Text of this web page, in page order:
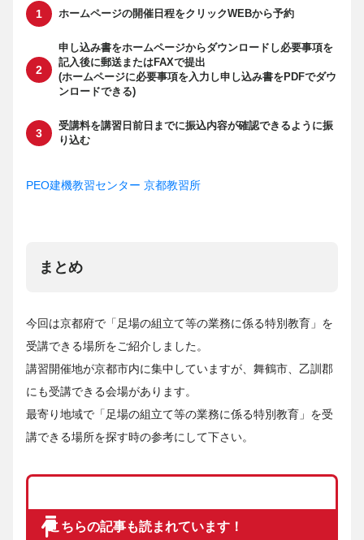
ホームページの開催日程をクリックWEBから予約
申し込み書をホームページからダウンロードし必要事項を
記入後に郵送またはFAXで提出
(ホームページに必要事項を入力し申し込み書をPDFでダウ
ンロードできる)
受講料を講習日前日までに振込内容が確認できるように振
り込む
PEO建機教習センター 京都教習所
まとめ
今回は京都府で「足場の組立て等の業務に係る特別教育」を
受講できる場所をご紹介しました。
講習開催地が京都市内に集中していますが、舞鶴市、乙訓郡
にも受講できる会場があります。
最寄り地域で「足場の組立て等の業務に係る特別教育」を受
講できる場所を探す時の参考にして下さい。
こちらの記事も読まれています！